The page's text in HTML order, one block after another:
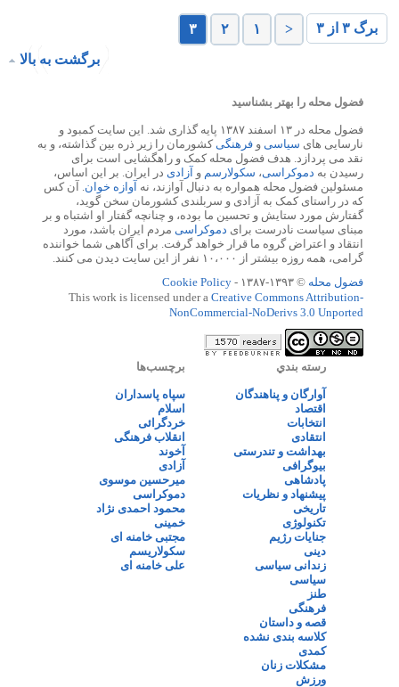
برگ ۳ از ۳ < ۱ ۲
۳
برگشت به بالا
فضول محله را بهتر بشناسید
فضول محله در ۱۳ اسفند ۱۳۸۷ پایه گذاری شد. این سایت کمبود و
نارسایی های سیاسی و فرهنگیکشورمان را زیر ذره بین گذاشته، و به
نقد می پردازد. هدف فضول محله کمک و راهگشایی است برای
رسیدن به دموکراسی، سکولارسم و آزادی در ایران. بر این اساس،
مسئولین فضول محله همواره به دنبال آوازند، نه آوازه خوان. آن کس
که در راستای کمک به آزادی و سربلندی کشورمان سخن گوید،
گفتارش مورد ستایش و تحسین ما بوده، و چنانچه گفتار او اشتباه و بر
مبنای سیاست نادرست برای دموکراسی مردم ایران باشد، مورد
انتقاد و اعتراض گروه ما قرار خواهد گرفت. برای آگاهی شما خواننده
گرامی، همه روزه بیشتر از ۱۰،۰۰۰ نفر از این سایت دیدن می کنند.
فضول محله © ۱۳۹۳-۱۳۸۷ -
Cookie Policy
This work is licensed under a Creative Commons Attribution-
NonCommercial-NoDerivs 3.0 Unported
رسته بندي
آوارگان و پناهندگان
اقتصاد
انتخابات
انتقادی
بهداشت و تندرستی
بیوگرافی
پادشاهی
پیشنهاد و نظریات
تاریخی
تکنولوژی
جنایات رژیم
دینی
زندانی سیاسی
سیاسی
طنز
فرهنگی
قصه و داستان
کلاسه بندی نشده
کمدی
مشکلات زنان
ورزش
برچسب‌ها
سپاه پاسداران
اسلام
خردگرائی
انقلاب فرهنگی
آخوند
آزادی
میرحسین موسوی
دموکراسی
محمود احمدی نژاد
خمینی
مجتبی خامنه ای
سکولاریسم
علی خامنه ای